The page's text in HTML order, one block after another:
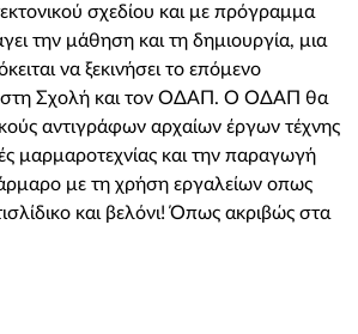
σχεδίου και με πρόγραμμα
την μάθηση και τη δημιουργία, μια
να ξεκινήσει το επόμενο
στη Σχολή και τον ΟΔΑΠ. O ΟΔΑΠ θα
αντιγράφων αρχαίων έργων τέχνης
μαρμαροτεχνίας και την παραγωγή
με τη χρήση εργαλείων οπως
και βελόνι! Όπως ακριβώς στα